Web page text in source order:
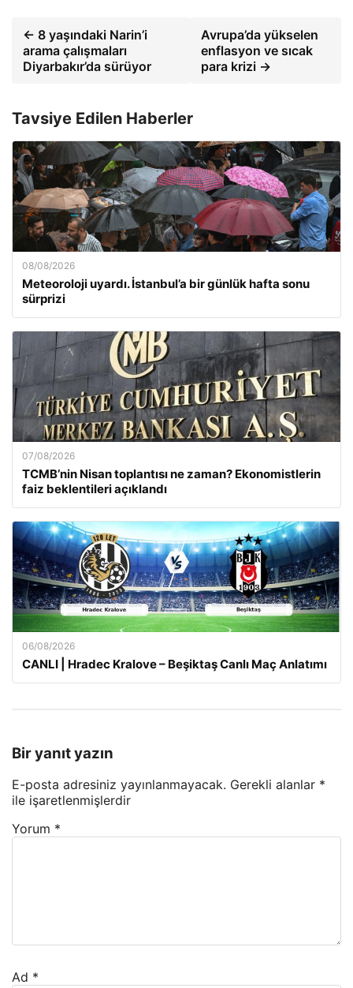
← 8 yaşındaki Narin’i
arama çalışmaları
Diyarbakır’da sürüyor
Avrupa’da yükselen
enflasyon ve sıcak
para krizi →
Tavsiye Edilen Haberler
08/08/2026
Meteoroloji uyardı. İstanbul’a bir günlük hafta sonu
sürprizi
07/08/2026
TCMB’nin Nisan toplantısı ne zaman? Ekonomistlerin
faiz beklentileri açıklandı
06/08/2026
CANLI | Hradec Kralove – Beşiktaş Canlı Maç Anlatımı
Bir yanıt yazın
E-posta adresiniz yayınlanmayacak. Gerekli alanlar *
ile işaretlenmişlerdir
Yorum *
Ad *